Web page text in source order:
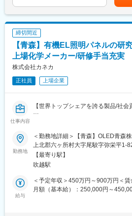
ます。
20～30名のアルバイトの管理・教
に繋がる提案・企画など、幅広い業
■業務の魅力：
＜身につくスキル＞
また徹底された業務マニュアルがあ
を持つほかの従業員にも分かりやす
身につくスキルとしては数字への管
育成力・柔軟な対応力など様々なス
＜キャリアパス＞
未経験の方でも、平均7.8か月程度
均3年程度でストアマネジャー(3店舗
その後はさらに多くの店舗を管理い
務に当たって頂きます。
募も可能でございます。
月給年収は20時間相当分の残業した
までも目安の金額であり、選考を通
す。月給(月額)は固定手当を含めた
締切間近
【青森】有機EL照明パネルの
上場化学メーカー/研修手当充実
株式会社カネカ
正社員 上場企業
仕事内容
【世界トップシェアを誇る製品/社会
OLED事業開発プロジェクトで実施
において、高効率パネルの製品化、
上、生産能力向上（生産タクトの短
化達成の重要課題となっており、こ
が急務となっている。
【業務内容】従事すべき業務の変更
勤務地
＜勤務地詳細＞【青森】OLED青森
上北郡六ヶ所村大字尾駮字弥栄平1-
煙変更の範囲：会社の定める事業所
【最寄り駅】
吹越駅
給与
＜予定年収＞450万円～900万円＜
月額（基本給）：250,000円～